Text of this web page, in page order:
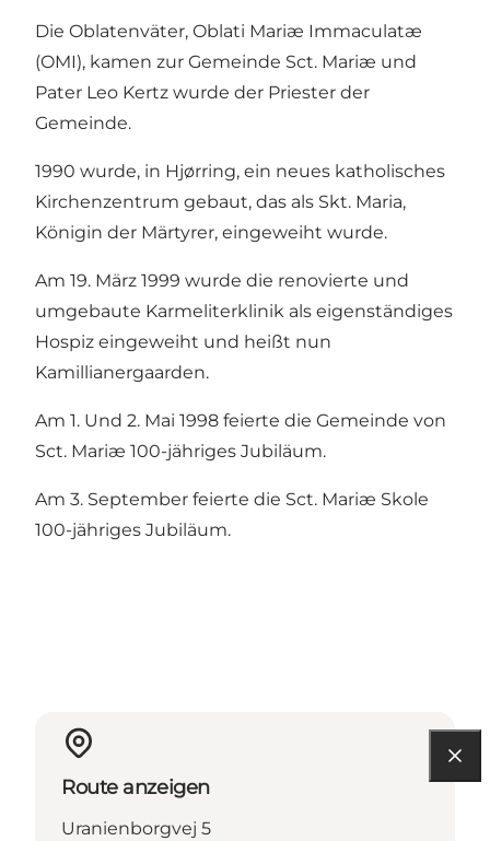
Die Oblatenväter, Oblati Mariæ Immaculatæ
(OMI), kamen zur Gemeinde Sct. Mariæ und
Pater Leo Kertz wurde der Priester der
Gemeinde.
1990 wurde, in Hjørring, ein neues katholisches
Kirchenzentrum gebaut, das als Skt. Maria,
Königin der Märtyrer, eingeweiht wurde.
Am 19. März 1999 wurde die renovierte und
umgebaute Karmeliterklinik als eigenständiges
Hospiz eingeweiht und heißt nun
Kamillianergaarden.
Am 1. Und 2. Mai 1998 feierte die Gemeinde von
Sct. Mariæ 100-jähriges Jubiläum.
Am 3. September feierte die Sct. Mariæ Skole
100-jähriges Jubiläum.
Route anzeigen
Uranienborgvej 5